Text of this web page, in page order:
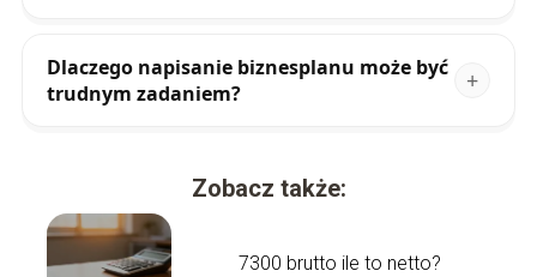
Dlaczego napisanie biznesplanu może być
trudnym zadaniem?
Zobacz także:
7300 brutto ile to netto?